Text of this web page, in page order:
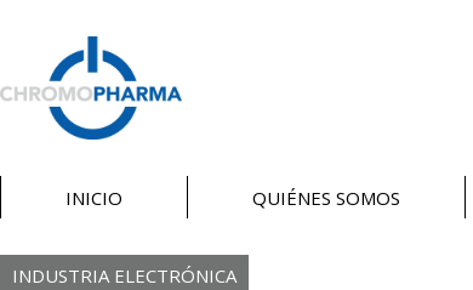
INICIO QUIÉNES SOMOS
INDUSTRIA ELECTRÓNICA